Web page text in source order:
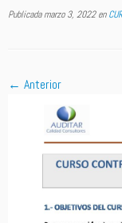
Publicadamarzo 3, 2022en
← Anterior